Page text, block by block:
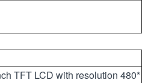
TFT LCD with resolution 480*